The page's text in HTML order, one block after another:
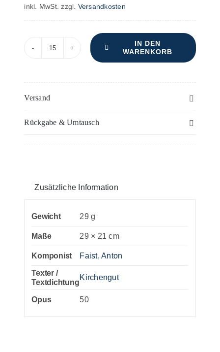
inkl. MwSt. zzgl. Versandkosten
Tenor
Menge
IN DEN
WARENKORB
Versand
Rückgabe & Umtausch
Zusätzliche Information
Gewicht 29 g
Maße 29 × 21 cm
Komponist Faist, Anton
Texter /
Textdichtung
Kirchengut
Opus 50